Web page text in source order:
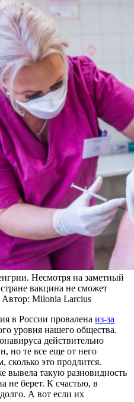
Несмотря на заметный
вакцина не сможет
Milonia Larcius
в России провалена из-за
уровня нашего общества.
действительно
но те все еще от него
это продлится.
вывела такую разновидность
не берет. К счастью, в
А вот если их